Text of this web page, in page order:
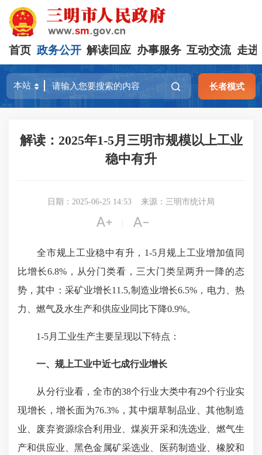
首页 政务公开 解读回应 办事服务 互动交流 走进
长者模式
解读：2025年1-5月三明市规模以上工业
稳中有升
日期：2025-06-25 14:53 来源：三明市统计局
 
全市规上工业稳中有升，1-5月规上工业增加值同
比增长6.8%，从分门类看，三大门类呈两升一降的态
势，其中：采矿业增长11.5,制造业增长6.5%，电力、热
力、燃气及水生产和供应业同比下降0.9%。
1-5月工业生产主要呈现以下特点：
一、规上工业中近七成行业增长
从分行业看，全市的38个行业大类中有29个行业实
现增长，增长面为76.3%，其中烟草制品业、其他制造
业、废弃资源综合利用业、煤炭开采和洗选业、燃气生
产和供应业、黑色金属矿采选业、医药制造业、橡胶和